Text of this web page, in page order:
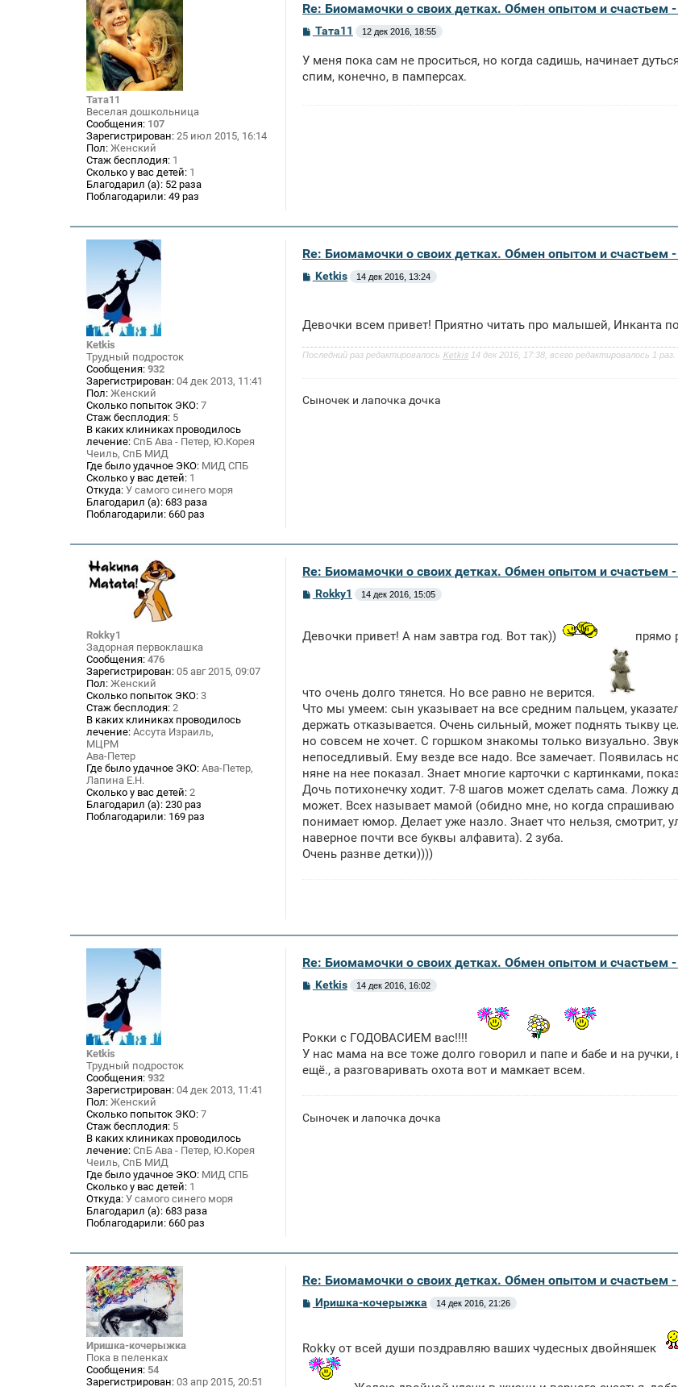
Тата11
Веселая дошкольница
Сообщения: 107
Зарегистрирован: 25 июл 2015, 16:14
Пол: Женский
Стаж бесплодия: 1
Сколько у вас детей: 1
Благодарил (а): 52 раза
Поблагодарили: 49 раз
Re: Биомамочки о своих детках. Обмен опытом и счастьем
С
б
щ
Тата11 12 дек 2016, 18:55
У меня пока сам не проситься, но когда садишь, начинает
спим, конечно, в памперсах.
Ketkis
Трудный подросток
Сообщения: 932
Зарегистрирован: 04 дек 2013, 11:41
Пол: Женский
Сколько попыток ЭКО: 7
Стаж бесплодия: 5
В каких клиниках проводилось
лечение: СпБ Ава - Петер, Ю.Корея
Чеиль, СпБ МИД
Где было удачное ЭКО: МИД СПБ
Сколько у вас детей: 1
Откуда: У самого синего моря
Благодарил (а): 683 раза
Поблагодарили: 660 раз
Re: Биомамочки о своих детках. Обмен опытом и счастьем
С
е
и
Ketkis 14 дек 2016, 13:24
Девочки всем привет! Приятно читать про малышей, Инканта
Последний раз редактировалось Ketkis 14 дек 2016, 17:38, всего редактировалось 1 раз.
Сыночек и лапочка дочка
Rokky1
Задорная первоклашка
Сообщения: 476
Зарегистрирован: 05 авг 2015, 09:07
Пол: Женский
Сколько попыток ЭКО: 3
Стаж бесплодия: 2
В каких клиниках проводилось
лечение: Ассута Израиль,
МЦРМ
Ава-Петер
Где было удачное ЭКО: Ава-Петер,
Лапина Е.Н.
Сколько у вас детей: 2
Благодарил (а): 230 раз
Поблагодарили: 169 раз
Re: Биомамочки о своих детках. Обмен опытом и счастьем
С
щ
Rokky1 14 дек 2016, 15:05
Девочки привет! А нам завтра год. Вот так)) прямо
что очень долго тянется. Но все равно не верится.
Что мы умеем: сын указывает на все средним пальцем,
держать отказывается. Очень сильный, может поднять тыкву
но совсем не хочет. С горшком знакомы только визуально.
непоседливый. Ему везде все надо. Все замечает. Появилась
няне на нее показал. Знает многие карточки с картинками,
Дочь потихонечку ходит. 7-8 шагов может сделать сама. Ложку
может. Всех называет мамой (обидно мне, но когда
понимает юмор. Делает уже назло. Знает что нельзя, смотрит,
наверное почти все буквы алфавита). 2 зуба.
Очень разнве детки))))
Ketkis
Трудный подросток
Сообщения: 932
Зарегистрирован: 04 дек 2013, 11:41
Пол: Женский
Сколько попыток ЭКО: 7
Стаж бесплодия: 5
В каких клиниках проводилось
лечение: СпБ Ава - Петер, Ю.Корея
Чеиль, СпБ МИД
Где было удачное ЭКО: МИД СПБ
Сколько у вас детей: 1
Откуда: У самого синего моря
Благодарил (а): 683 раза
Поблагодарили: 660 раз
Re: Биомамочки о своих детках. Обмен опытом и счастьем
С
е
н
е
Ketkis 14 дек 2016, 16:02
Рокки с ГОДОВАСИЕМ вас!!!!
У нас мама на все тоже долго говорил и папе и бабе и на
ещё., а разговаривать охота вот и мамкает всем.
Сыночек и лапочка дочка
Иришка-кочерыжка
Пока в пеленках
Сообщения: 54
Зарегистрирован: 03 апр 2015, 20:51
Re: Биомамочки о своих детках. Обмен опытом и счастьем
С
щ
е
н
Иришка-кочерыжка 14 дек 2016, 21:26
Rokky от всей души поздравляю ваших чудесных двойняшек